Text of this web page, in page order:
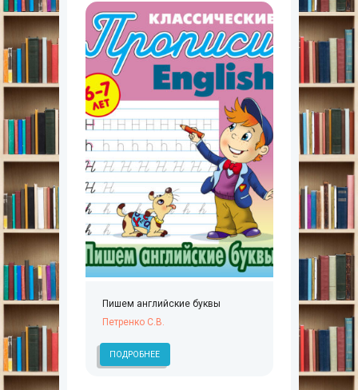
Пишем английские буквы
Петренко С.В.
ПОДРОБНЕЕ